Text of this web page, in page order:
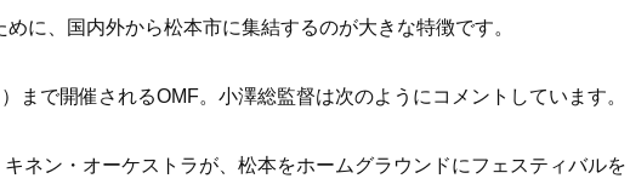
に、国内外から松本市に集結するのが大きな特徴です。
まで開催されるOMF。小澤総監督は次のようにコメントしています。
キネン・オーケストラが、松本をホームグラウンドにフェスティバルを